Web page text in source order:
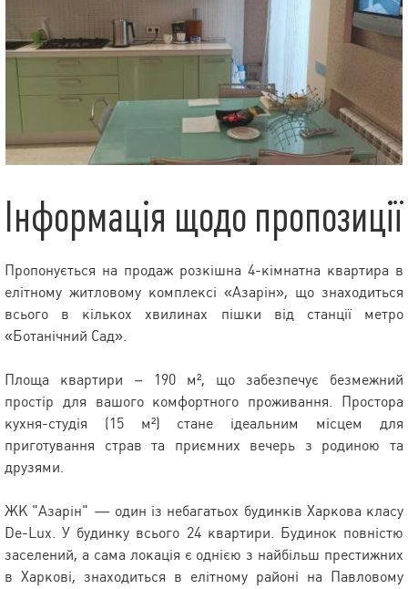
Інформація щодо пропозиції
Пропонується на продаж розкішна 4-кімнатна квартира в
елітному житловому комплексі «Азарін», що знаходиться
всього в кількох хвилинах пішки від станції метро
«Ботанічний Сад».
Площа квартири – 190 м², що забезпечує безмежний
простір для вашого комфортного проживання. Простора
кухня-студія (15 м²) стане ідеальним місцем для
приготування страв та приємних вечерь з родиною та
друзями.
ЖК "Азарін" — один із небагатьох будинків Харкова класу
De-Lux. У будинку всього 24 квартири. Будинок повністю
заселений, а сама локація є однією з найбільш престижних
в Харкові, знаходиться в елітному районі на Павловому